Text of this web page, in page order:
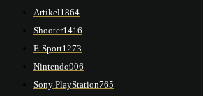
Artikel1864
Shooter1416
E-Sport1273
Nintendo906
Sony PlayStation765